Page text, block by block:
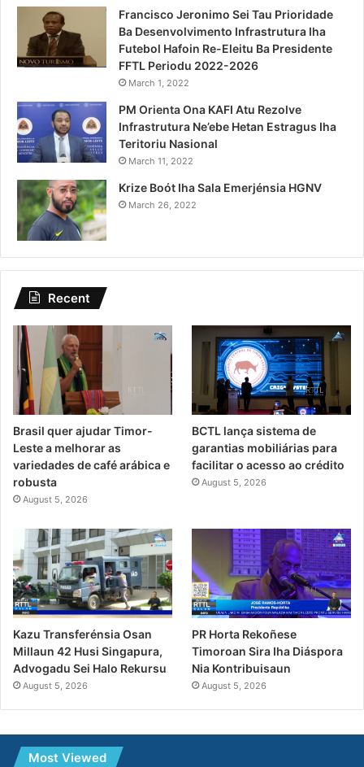
Francisco Jeronimo Sei Tau Prioridade
Ba Desenvolvimento Infrastrutura Iha
Futebol Hafoin Re-Eleitu Ba Presidente
FFTL Periodu 2022-2026
March 1, 2022
PM Orienta Ona KAFI Atu Rezolve
Infrastrutura Ne’ebe Hetan Estragus Iha
Teritoriu Nasional
March 11, 2022
Krize Boót Iha Sala Emerjénsia HGNV
March 26, 2022
Recent
Brasil quer ajudar Timor-
Leste a melhorar as
variedades de café arábica e
robusta
August 5, 2026
BCTL lança sistema de
garantias mobiliárias para
facilitar o acesso ao crédito
August 5, 2026
Kazu Transferénsia Osan
Millaun 42 Husi Singapura,
Advogadu Sei Halo Rekursu
August 5, 2026
PR Horta Rekoñese
Timoroan Sira Iha Diáspora
Nia Kontribuisaun
August 5, 2026
Most Viewed